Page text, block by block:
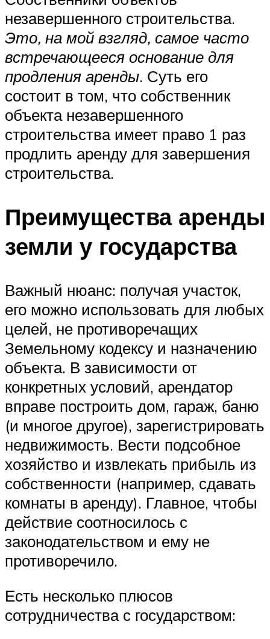
незавершенного строительства.
Это, на мой взгляд, самое часто
встречающееся основание для
продления аренды. Суть его
состоит в том, что собственник
объекта незавершенного
строительства имеет право 1 раз
продлить аренду для завершения
строительства.
Преимущества аренды
земли у государства
Важный нюанс: получая участок,
его можно использовать для любых
целей, не противоречащих
Земельному кодексу и назначению
объекта. В зависимости от
конкретных условий, арендатор
вправе построить дом, гараж, баню
(и многое другое), зарегистрировать
недвижимость. Вести подсобное
хозяйство и извлекать прибыль из
собственности (например, сдавать
комнаты в аренду). Главное, чтобы
действие соотносилось с
законодательством и ему не
противоречило.
Есть несколько плюсов
сотрудничества с государством: